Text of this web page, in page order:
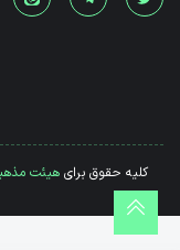
کلیه حقوق برایهیئت